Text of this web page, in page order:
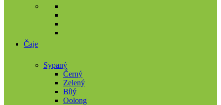
Čaje
Sypaný
Černý
Zelený
Bílý
Oolong